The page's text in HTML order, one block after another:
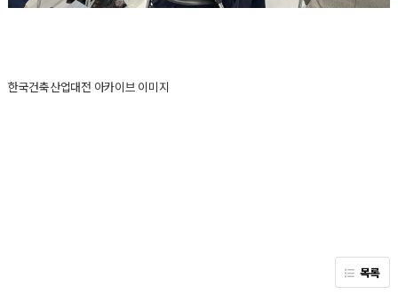
한국건축산업대전 아카이브 이미지
목록